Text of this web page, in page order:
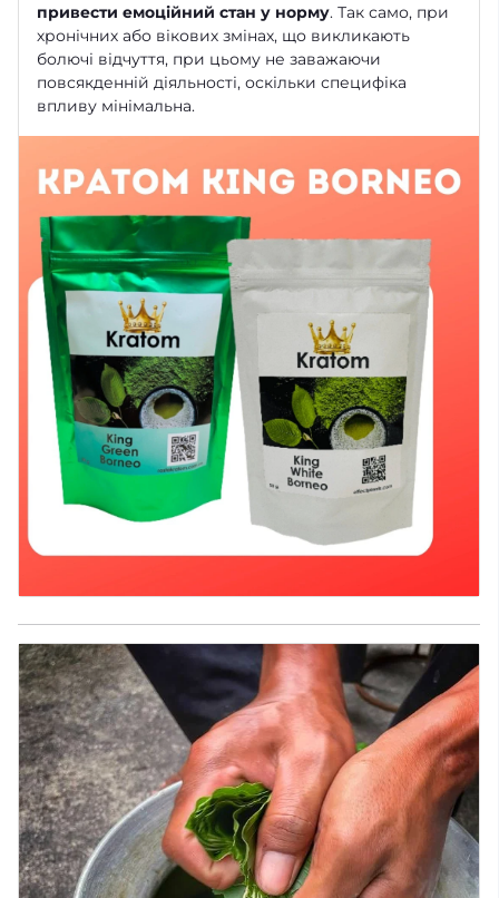
привести емоційний стан у норму. Так само, при
хронічних або вікових змінах, що викликають
болючі відчуття, при цьому не заважаючи
повсякденній діяльності, оскільки специфіка
впливу мінімальна.